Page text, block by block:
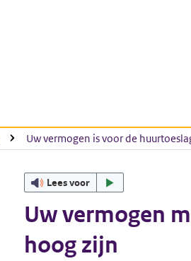
Uw vermogen is voor de
Lees voor
Uw vermogen
hoog zijn